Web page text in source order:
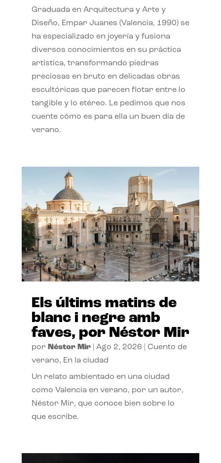
Graduada en Arquitectura y Arte y
Diseño, Empar Juanes (Valencia, 1990) se
ha especializado en joyería y fusiona
diversos conocimientos en su práctica
artística, transformando piedras
preciosas en bruto en delicadas obras
escultóricas que parecen flotar entre lo
tangible y lo etéreo. Le pedimos que nos
cuente cómo es para ella un buen día de
verano.
Els últims matins de
blanc i negre amb
faves, por Néstor Mir
por Néstor Mir| Ago 2, 2026
Cuento de
verano, En la ciudad
Un relato ambientado en una ciudad
como Valencia en verano, por un autor,
Néstor Mir, que conoce bien sobre lo
que escribe.